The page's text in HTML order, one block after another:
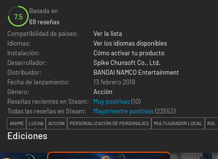
7.5
Basada en
69 reseñas
Compatibilidad de países:
Ver la lista
Idiomas:
Ver los idiomas disponibles
Instalación:
Cómo activar tu producto
Desarrollador:
Spike Chunsoft Co., Ltd.
Distribuidor:
BANDAI NAMCO Entertainment
Fecha de lanzamiento:
13 febrero 2019
Género:
Acción
Reseñas recientes en Steam:
Muy positivas(10)
Todas las reseñas en Steam:
Mayormente positivas(22552)
ANIME LUCHA ACCIÓN PERSONALIZACIÓN DE PERSONAJES MULTIJUGADOR LOCAL ROL
Ediciones